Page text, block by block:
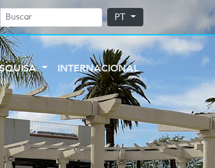
PT
INTERNACIONAL